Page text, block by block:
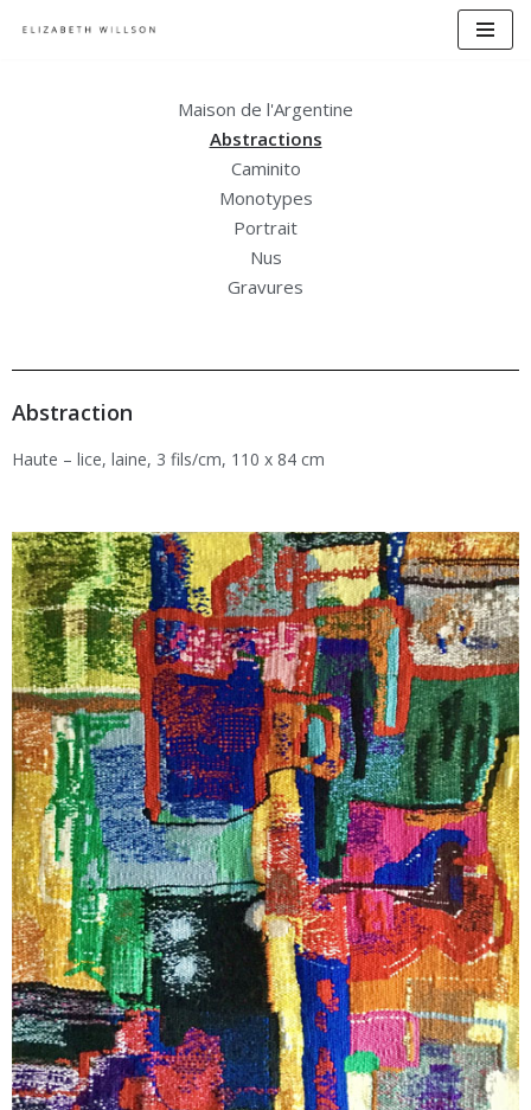
Maison de l'Argentine
Abstractions
Caminito
Monotypes
Portrait
Nus
Gravures
Abstraction
Haute – lice, laine, 3 fils/cm, 110 x 84 cm